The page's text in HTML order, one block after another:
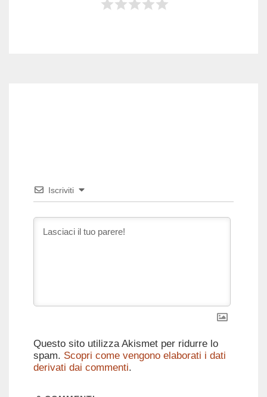
Iscriviti
Questo sito utilizza Akismet per ridurre lo
spam. Scopri come vengono elaborati i dati
derivati dai commenti.